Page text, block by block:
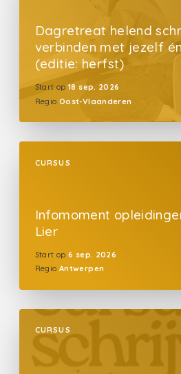
Dagretreat helend
verbinden met jezelf
(editie: herfst)
Start op 18 sep. 2026
Regio Oost-Vlaanderen
CURSUS
Infomoment
Lier
Start op 6 sep. 2026
Regio Antwerpen
CURSUS